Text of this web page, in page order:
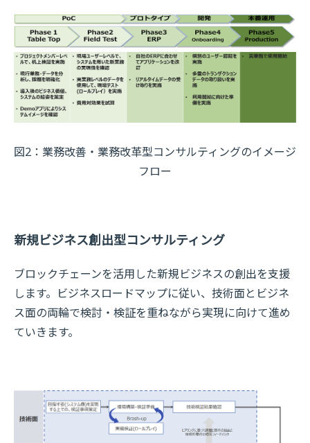
図2：業務改善・業務改革型コンサルティングのイメージ
フロー
新規ビジネス創出型コンサルティング
ブロックチェーンを活用した新規ビジネスの創出を支援
します。ビジネスロードマップに従い、技術面とビジネ
ス面の両輪で検討・検証を重ねながら実現に向けて進め
ていきます。